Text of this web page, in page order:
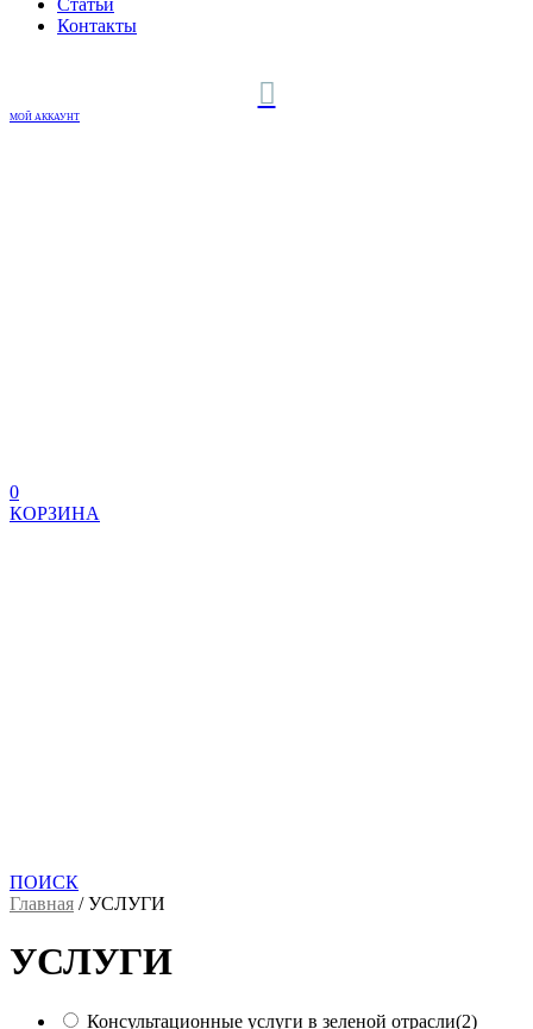
Контакты
МОЙ АККАУНТ
0
КОРЗИНА
ПОИСК
Главная /УСЛУГИ
УСЛУГИ
Консультационные услуги в зеленой отрасли(2)